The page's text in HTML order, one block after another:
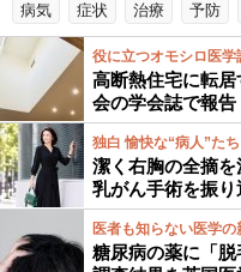
病気 症状 治療 予防
役に立つオモシロ医学
高断熱住宅に転
会の学会誌で報告
独白 愉快な“病人”たち
潔く右胸の全摘
乳がん手術を振り
医者も知らない医学の
糖尿病の薬に「